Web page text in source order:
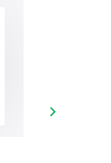
Next slide